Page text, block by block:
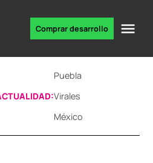
Comprar desarrollo
Puebla
Virales
México